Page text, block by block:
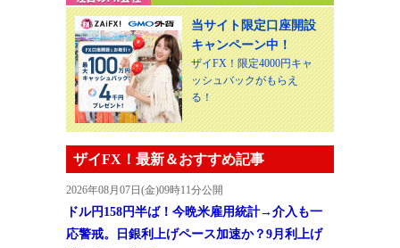
当サイト限定口座開設
キャンペーン中！
ザイFX！限定4000円キャ
ッシュバックがもらえ
る！
ザイFX！最新＆おすすめ記事
2026年08月07日(金)09時11分公開
ドル円158円半ば！今晩米雇用統計→介入も一
応警戒。日銀利上げペース加速か？9月利上げ